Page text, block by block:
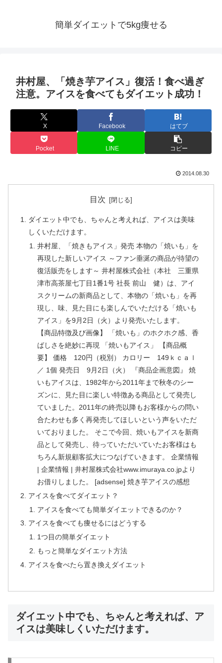
簡単ダイエットで5kg痩せる
井村屋、「焼き芋アイス」復活！食べ過ぎ
注意。アイスを食べてもダイエット成功！
X Facebook はてブ
Pocket LINE コピー
2014.08.30
目次
ダイエット中でも、ちゃんと考えれば、アイスは美味
しくいただけます。
井村屋、「焼きもアイス」発売 本物の「焼いも」を
再現した新しいアイス ～ファン垂涎の商品が待望の
復活販売をします～ 井村屋株式会社（本社 三重県
津市高茶屋七丁目1番1号 社長 前山 健）は、アイ
スクリームの新商品として、本物の「焼いも」を再
現し、味、見た目にも楽しんでいただける「焼いも
アイス」を9月2日（火）より発売いたします。
【商品特徴及び画像】 「焼いも」のホクホク感、香
ばしさを絶妙に再現 「焼いもアイス」 【商品概
要】 価格 120円（税別） カロリー 149ｋｃａｌ
／ 1個 発売日 9月2日（火） 『商品企画意図』 焼
いもアイスは、1982年から2011年まで秋冬のシー
ズンに、見た目に楽しい特徴ある商品として発売し
ていました。2011年の終売以降もお客様からの問い
合たわせも多く再発売してほしいという声をいただ
いておりました。 そこで今回、焼いもアイスを新商
品として発売し、待っていただいていたお客様はも
ちろん新規顧客拡大につなげていきます。 企業情報
| 企業情報 | 井村屋株式会社www.imuraya.co.jpより
お借りしました。 [adsense] 焼き芋アイスの感想
アイスを食べてダイエット？
アイスを食べても簡単ダイエットできるのか？
アイスを食べても痩せるにはどうする
1つ目の簡単ダイエット
もっと簡単なダイエット方法
アイスを食べたら置き換えダイエット
ダイエット中でも、ちゃんと考えれば、ア
イスは美味しくいただけます。